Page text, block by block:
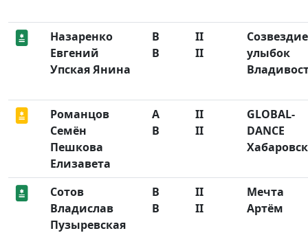
Назаренко
Евгений
Упская Янина
B
B
II
II
Созвездие
улыбок
Романцов
Семён
Пешкова
Елизавета
A
B
II
II
GLOBAL-
DANCE
Хабаровск
Сотов
Владислав
Пузыревская
B
B
II
II
Мечта
Артём